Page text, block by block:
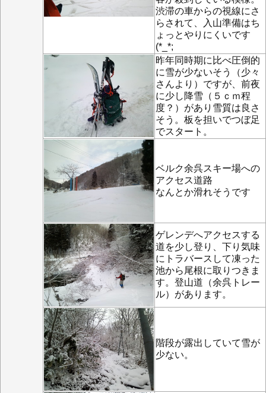
渋滞の車からの視線にさ
らされて、入山準備はち
ょっとやりにくいです
(*_*;
昨年同時期に比べ圧倒的
に雪が少ないそう（少々
さんより）ですが、前夜
に少し降雪（５ｃｍ程
度？）があり雪質は良さ
そう。板を担いでつぼ足
でスタート。
ベルク余呉スキー場への
アクセス道路
なんとか滑れそうです
ゲレンデへアクセスする
道を少し登り、下り気味
にトラバースして凍った
池から尾根に取りつきま
す。登山道（余呉トレー
ル）があります。
階段が露出していて雪が
少ない。